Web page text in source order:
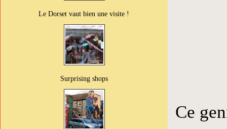
Le Dorset vaut bien une visite !
Surprising shops
Ce